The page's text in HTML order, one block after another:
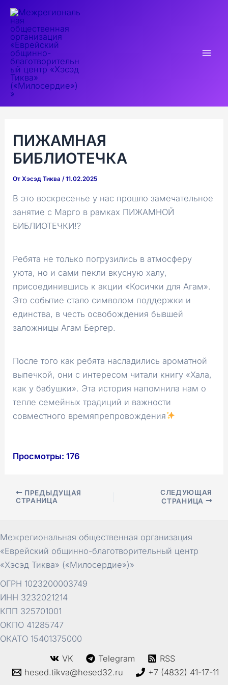
Перейти
содержимому
ПИЖАМНАЯ
БИБЛИОТЕЧКА
ОтХэсэд Тиква/11.02.2025
В это воскресенье у нас прошло замечательное
занятие с Марго в рамках ПИЖАМНОЙ
БИБЛИОТЕЧКИ!?
Ребята не только погрузились в атмосферу
уюта, но и сами пекли вкусную халу,
присоединившись к акции «Косички для Агам».
Это событие стало символом поддержки и
единства, в честь освобождения бывшей
заложницы Агам Бергер.
После того как ребята насладились ароматной
выпечкой, они с интересом читали книгу «Хала,
как у бабушки». Эта история напомнила нам о
тепле семейных традиций и важности
совместного времяпрепровождения
Просмотры: 176
Навигация
ПРЕДЫДУЩАЯ
СТРАНИЦА
СЛЕДУЮЩАЯ
СТРАНИЦА
Межрегиональная общественная организация
«Еврейский общинно-благотворительный центр
«Хэсэд Тиква» («Милосердие»)»
ОГРН 1023200003749
ИНН 3232021214
КПП 325701001
ОКПО 41285747
ОКАТО 15401375000
VK
Telegram
RSS
hesed.tikva@hesed32.ru
+7 (4832) 41-17-11